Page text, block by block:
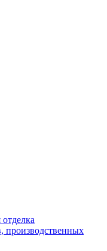
производственных